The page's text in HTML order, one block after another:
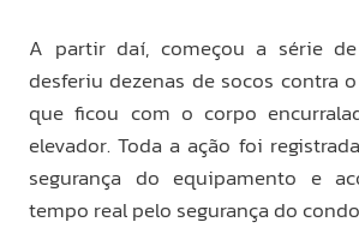
A partir daí, começou a série de
desferiu dezenas de socos contra
que ficou com o corpo
elevador. Toda a ação foi
segurança do equipamento e
tempo real pelo segurança do